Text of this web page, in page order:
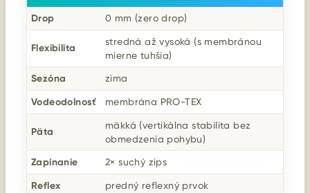
Drop 0 mm (zero drop)
Flexibilita
stredná až vysoká (s membránou
mierne tuhšia)
Sezóna zima
Vodeodolnosť membrána PRO-TEX
Päta
mäkká (vertikálna stabilita bez
obmedzenia pohybu)
Zapínanie 2× suchý zips
Reflex predný reflexný prvok